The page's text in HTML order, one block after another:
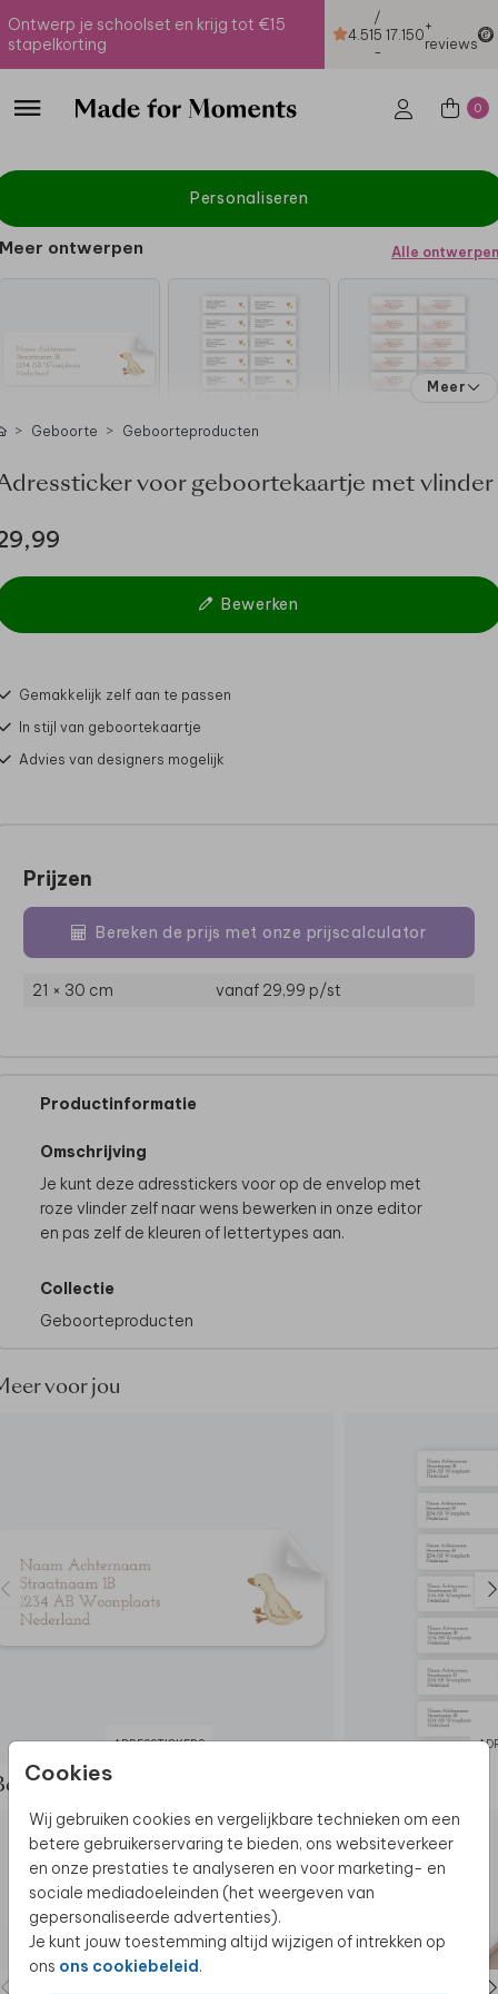
Ontwerp je schoolset en krijg tot €15
stapelkorting
4.51
/
5
-
17.150+
reviews
0
Cookies
Wij gebruiken cookies en vergelijkbare technieken om een
betere gebruikerservaring te bieden, ons websiteverkeer
en onze prestaties te analyseren en voor marketing- en
sociale mediadoeleinden (het weergeven van
gepersonaliseerde advertenties).
Je kunt jouw toestemming altijd wijzigen of intrekken op
ons ons cookiebeleid.
Personaliseren
Meer ontwerpen Alle ontwerpen
Meer
Geboorte Geboorteproducten
voor geboortekaartje met vlinder
Bewerken
Gemakkelijk zelf aan te passen
In stijl van geboortekaartje
Advies van designers mogelijk
Prijzen
Bereken de prijs met onze prijscalculator
21 × 30 cm vanaf 29,99 p/st
Productinformatie
Omschrijving
Je kunt deze adresstickers voor op de envelop met
roze vlinder zelf naar wens bewerken in onze editor
en pas zelf de kleuren of lettertypes aan.
Collectie
Geboorteproducten
voor jou
ADRESSTICKERS
de complete set